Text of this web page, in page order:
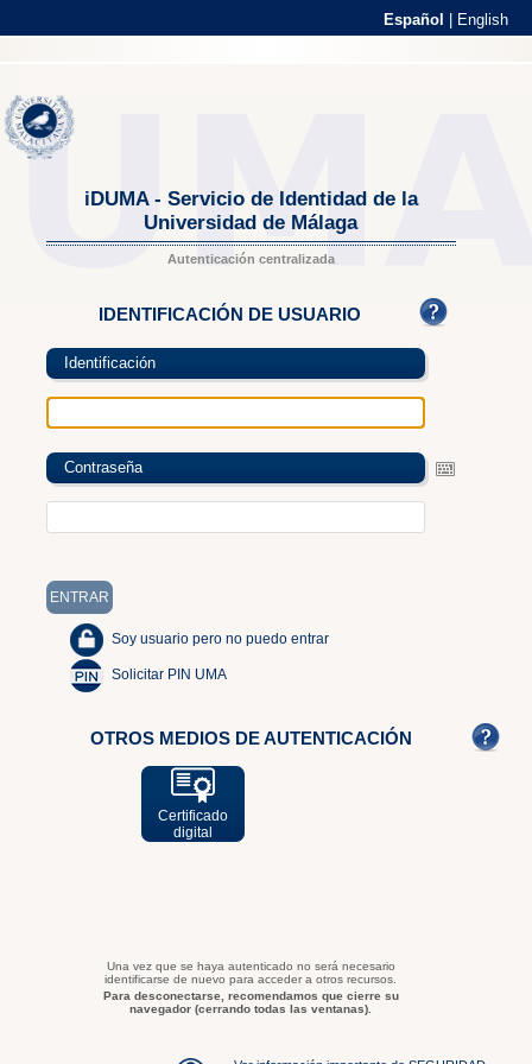
Español English
iDUMA - Servicio de Identidad de la
Universidad de Málaga
Autenticación centralizada
IDENTIFICACIÓN DE USUARIO
Identificación
Contraseña
Soy usuario pero no puedo entrar
Solicitar PIN UMA
OTROS MEDIOS DE AUTENTICACIÓN
Certificado
digital
Una vez que se haya autenticado no será necesario
identificarse de nuevo para acceder a otros recursos.
Para desconectarse, recomendamos que cierre su
navegador (cerrando todas las ventanas).